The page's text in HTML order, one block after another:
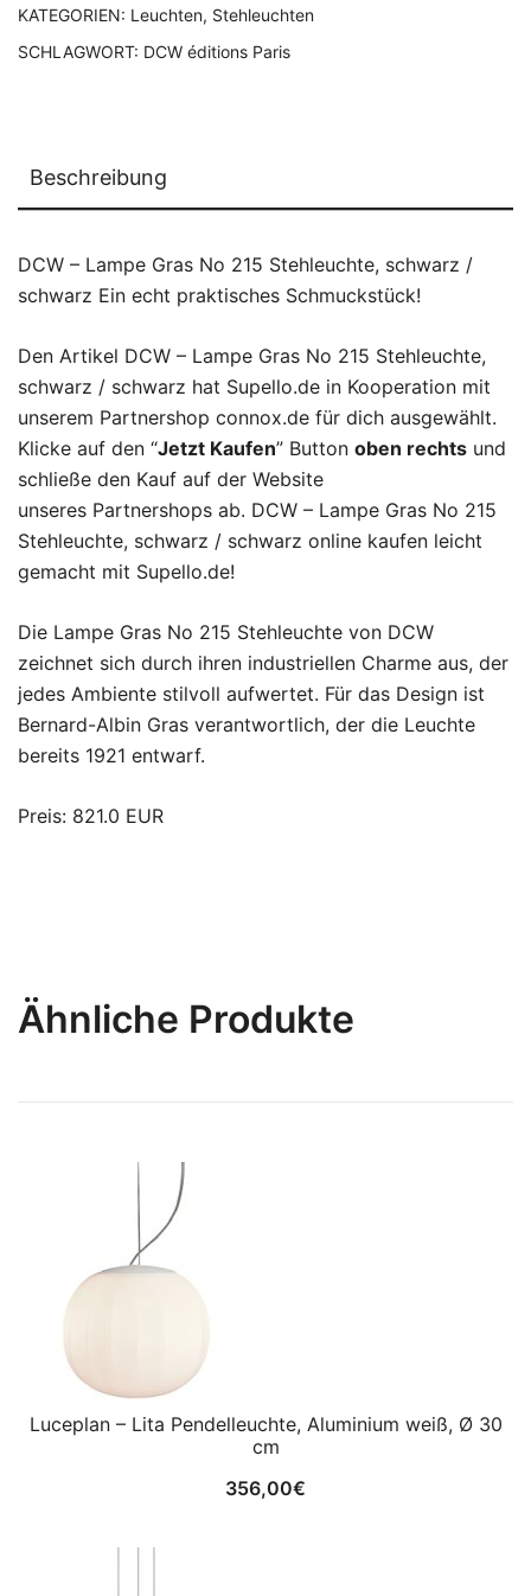
KATEGORIEN: Leuchten, Stehleuchten
SCHLAGWORT: DCW éditions Paris
Beschreibung
DCW – Lampe Gras No 215 Stehleuchte, schwarz /
schwarz Ein echt praktisches Schmuckstück!
Den Artikel DCW – Lampe Gras No 215 Stehleuchte,
schwarz / schwarz hat Supello.de in Kooperation mit
unserem Partnershop connox.de für dich ausgewählt.
Klicke auf den “Jetzt Kaufen” Button oben rechts und
schließe den Kauf auf der Website
unseres Partnershops ab. DCW – Lampe Gras No 215
Stehleuchte, schwarz / schwarz online kaufen leicht
gemacht mit Supello.de!
Die Lampe Gras No 215 Stehleuchte von DCW
zeichnet sich durch ihren industriellen Charme aus, der
jedes Ambiente stilvoll aufwertet. Für das Design ist
Bernard-Albin Gras verantwortlich, der die Leuchte
bereits 1921 entwarf.
Preis: 821.0 EUR
Ähnliche Produkte
Luceplan – Lita Pendelleuchte, Aluminium weiß, Ø 30
cm
356,00€